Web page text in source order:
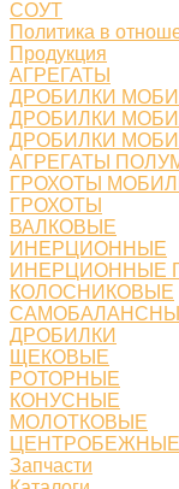
СОУТ
Политика в
Продукция
АГРЕГАТЫ
ДРОБИЛКИ
ДРОБИЛКИ
ДРОБИЛКИ
АГРЕГАТЫ
ГРОХОТЫ
ГРОХОТЫ
ВАЛКОВЫЕ
ИНЕРЦИОННЫЕ
ИНЕРЦИОННЫЕ
КОЛОСНИКОВЫЕ
ДРОБИЛКИ
ЩЕКОВЫЕ
РОТОРНЫЕ
КОНУСНЫЕ
МОЛОТКОВЫЕ
ЦЕНТРОБЕЖНЫЕ
Запчасти